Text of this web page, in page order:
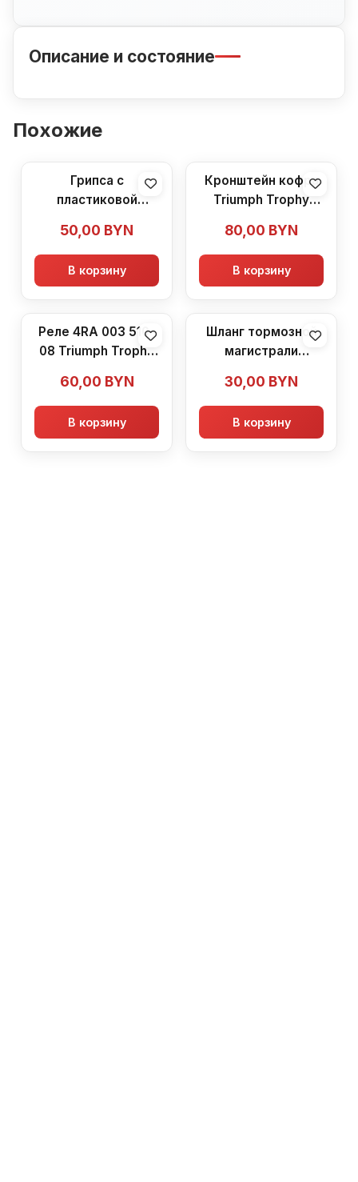
Описание и состояние
Похожие
Грипса с
пластиковой
Trophy 1200 (1996-
2003)
50,00 BYN
В корзину
Кронштейн кофра
Triumph Trophy
80,00 BYN
В корзину
Реле 4RA 003 510-
08 Triumph Trophy
60,00 BYN
В корзину
Шланг тормозной
магистрали
1200 (1996-2003)
30,00 BYN
В корзину